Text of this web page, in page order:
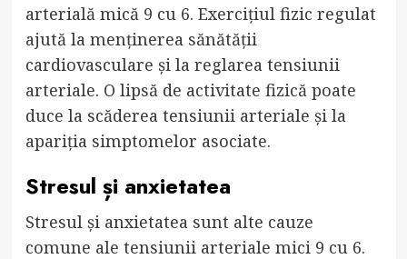
arterială mică 9 cu 6. Exercițiul fizic regulat
ajută la menținerea sănătății
cardiovasculare și la reglarea tensiunii
arteriale. O lipsă de activitate fizică poate
duce la scăderea tensiunii arteriale și la
apariția simptomelor asociate.
Stresul și anxietatea
Stresul și anxietatea sunt alte cauze
comune ale tensiunii arteriale mici 9 cu 6.